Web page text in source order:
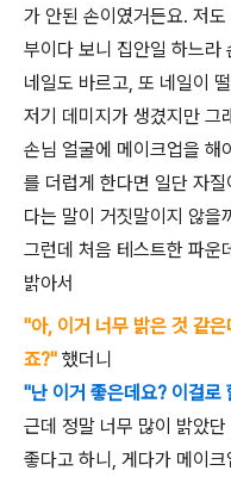
가 안된 손이였거든요. 저
부이다 보니 집안일 하느라
네일도 바르고, 또 네일이
저기 데미지가 생겼지만 그
손님 얼굴에 메이크업을 해
를 더럽게 한다면 일단 자
다는 말이 거짓말이지 않을
그런데 처음 테스트한 파운
밝아서
"아, 이거 너무 밝은 것 같
죠?" 했더니
"난 이거 좋은데요? 이걸로
근데 정말 너무 많이 밝았
좋다고 하니, 게다가 메이